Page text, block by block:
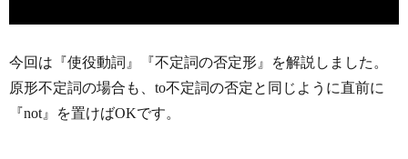
今回は『使役動詞』『不定詞の否定形』を解説しました。
原形不定詞の場合も、to不定詞の否定と同じように直前に
『not』を置けばOKです。